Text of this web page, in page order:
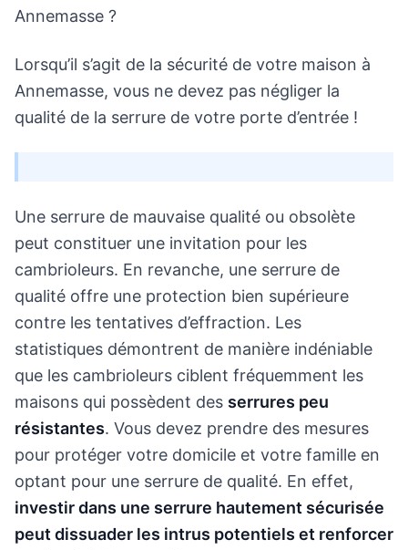
Annemasse ?
Lorsqu’il s’agit de la sécurité de votre maison à
Annemasse, vous ne devez pas négliger la
qualité de la serrure de votre porte d’entrée !
Une serrure de mauvaise qualité ou obsolète
peut constituer une invitation pour les
cambrioleurs. En revanche, une serrure de
qualité offre une protection bien supérieure
contre les tentatives d’effraction. Les
statistiques démontrent de manière indéniable
que les cambrioleurs ciblent fréquemment les
maisons qui possèdent des serrures peu
résistantes. Vous devez prendre des mesures
pour protéger votre domicile et votre famille en
optant pour une serrure de qualité. En effet,
investir dans une serrure hautement sécurisée
peut dissuader les intrus potentiels et renforcer